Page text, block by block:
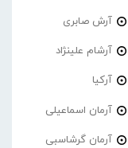
آرش صابری
آرشام علینژاد
آرکیا
آرمان اسماعیلی
آرمان گرشاسبی